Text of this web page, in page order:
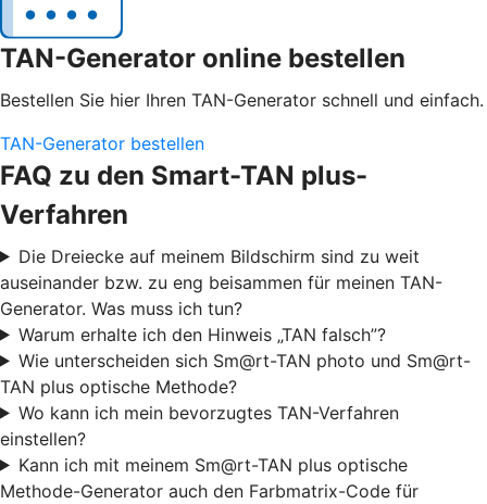
TAN-Generator online bestellen
Bestellen Sie hier Ihren TAN-Generator schnell und einfach.
TAN-Generator bestellen
FAQ zu den Smart-TAN plus-
Verfahren
Die Dreiecke auf meinem Bildschirm sind zu weit
auseinander bzw. zu eng beisammen für meinen TAN-
Generator. Was muss ich tun?
Warum erhalte ich den Hinweis „TAN falsch”?
Wie unterscheiden sich Sm@rt-TAN photo und Sm@rt-
TAN plus optische Methode?
Wo kann ich mein bevorzugtes TAN-Verfahren
einstellen?
Kann ich mit meinem Sm@rt-TAN plus optische
Methode-Generator auch den Farbmatrix-Code für